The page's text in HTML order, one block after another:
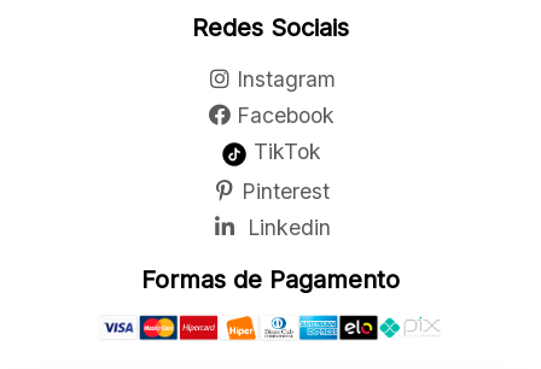
Redes Sociais
Instagram
Facebook
TikTok
Pinterest
Linkedin
Formas de Pagamento